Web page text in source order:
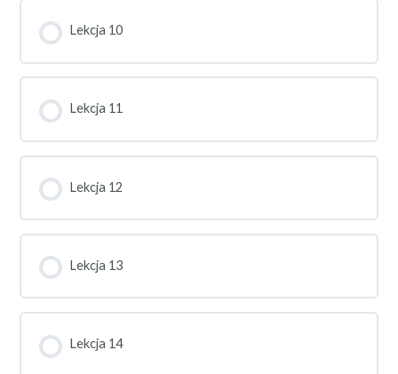
Lekcja 10
Lekcja 11
Lekcja 12
Lekcja 13
Lekcja 14